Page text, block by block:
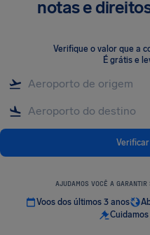
notas e
Verifique o valor que a
É grátis e
AJUDAMOS VOCÊ A
Voos dos últimos 3 anos